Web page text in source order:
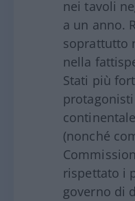
nei tavoli
a un anno.
soprattutto
nella
Stati più
(nonché
rispettato i
governo di